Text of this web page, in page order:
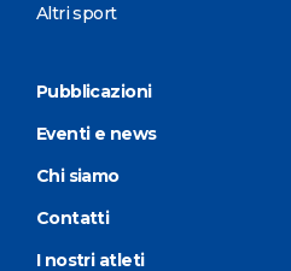
Altri sport
Pubblicazioni
Eventi e news
Chi siamo
Contatti
I nostri atleti